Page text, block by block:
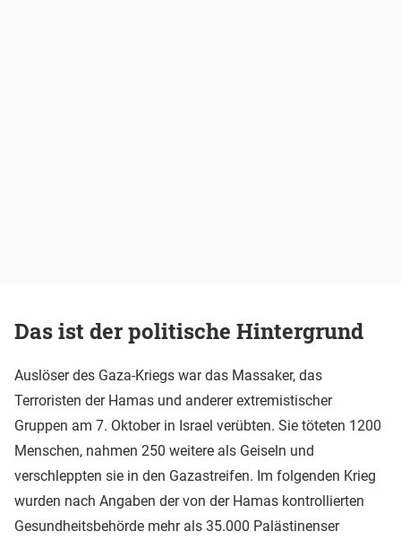
Das ist der politische Hintergrund
Auslöser des Gaza-Kriegs war das Massaker, das
Terroristen der Hamas und anderer extremistischer
Gruppen am 7. Oktober in Israel verübten. Sie töteten 1200
Menschen, nahmen 250 weitere als Geiseln und
verschleppten sie in den Gazastreifen. Im folgenden Krieg
wurden nach Angaben der von der Hamas kontrollierten
Gesundheitsbehörde mehr als 35.000 Palästinenser